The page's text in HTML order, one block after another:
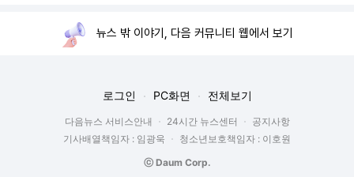
뉴스 밖 이야기, 다음 커뮤니티 웹에서 보기
로그인 PC화면 전체보기
다음뉴스 서비스안내 24시간 뉴스센터
공지사항
기사배열책임자 : 임광욱
청소년보호책임자 : 이호원
ⓒ Daum Corp.